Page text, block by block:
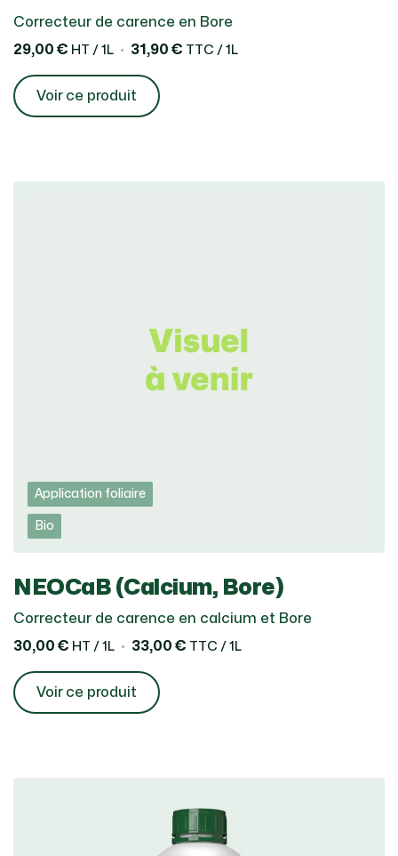
Correcteur de carence en Bore
29,00 € HT / 1L 31,90 € TTC / 1L
Voir ce produit
Application foliaire
Bio
NEOCaB (Calcium, Bore)
Correcteur de carence en calcium et Bore
30,00 € HT / 1L 33,00 € TTC / 1L
Voir ce produit